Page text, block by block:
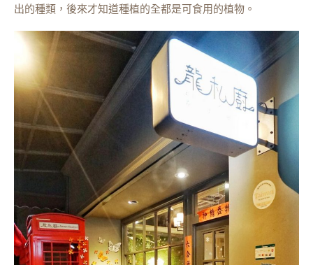
出的種類，後來才知道種植的全都是可食用的植物。